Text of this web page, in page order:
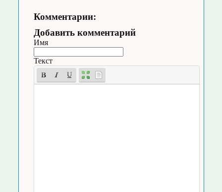
Комментарии:
Добавить комментарий
Имя
Текст